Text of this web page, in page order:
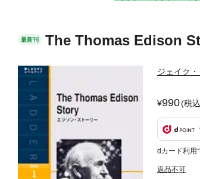
最新刊 The Thomas Edison
ジェイク
990(税
dカード利用
返品不可